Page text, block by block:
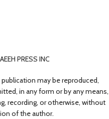
PRESS INC
may be reproduced,
in any form or by any means,
recording, or otherwise, without
of the author.